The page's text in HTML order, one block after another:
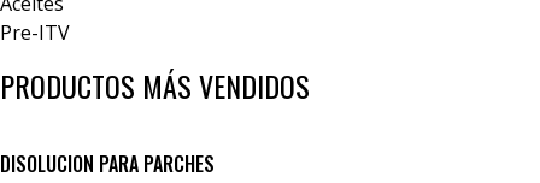
Pre-ITV
PRODUCTOS MÁS VENDIDOS
DISOLUCION PARA PARCHES